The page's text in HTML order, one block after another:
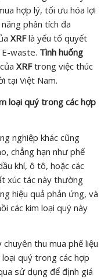
hợp lý, tối ưu hóa lợi
phân tích đa
XRFlà yếu tố quyết
E-waste. Tình huống
XRFtrong việc thúc
tại Việt Nam.
loại quý trong các hợp
nghiệp khác cũng
chẳng hạn như phế
khí, ô tô, hoặc các
xúc tác này thường
hiệu quả phản ứng, và
các kim loại quý này
thu mua phế liệu
quý trong các hợp
sử dụng để định giá